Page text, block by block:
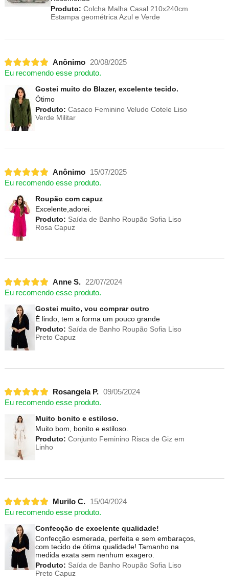
Produto: Colcha Malha Casal 210x240cm
Estampa geométrica Azul e Verde
Anônimo
20/08/2025
Eu recomendo esse produto.
Gostei muito do Blazer, excelente tecido.
Ótimo
Produto: Casaco Feminino Veludo Cotele Liso
Verde Militar
Anônimo
15/07/2025
Eu recomendo esse produto.
Roupão com capuz
Excelente,adorei.
Produto: Saída de Banho Roupão Sofia Liso
Rosa Capuz
Anne S.
22/07/2024
Eu recomendo esse produto.
Gostei muito, vou comprar outro
É lindo, tem a forma um pouco grande
Produto: Saída de Banho Roupão Sofia Liso
Preto Capuz
Rosangela P. 09/05/2024
Eu recomendo esse produto.
Muito bonito e estiloso.
Muito bom, bonito e estiloso.
Produto: Conjunto Feminino Risca de Giz em
Linho
Murilo C.
15/04/2024
Eu recomendo esse produto.
Confecção de excelente qualidade!
Confecção esmerada, perfeita e sem embaraços,
com tecido de ótima qualidade! Tamanho na
medida exata sem nenhum exagero.
Produto: Saída de Banho Roupão Sofia Liso
Preto Capuz